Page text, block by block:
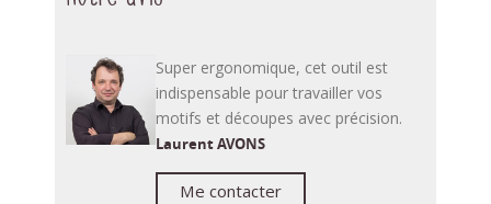
Super ergonomique, cet outil est
indispensable pour travailler vos
motifs et découpes avec précision.
Laurent AVONS
Me contacter